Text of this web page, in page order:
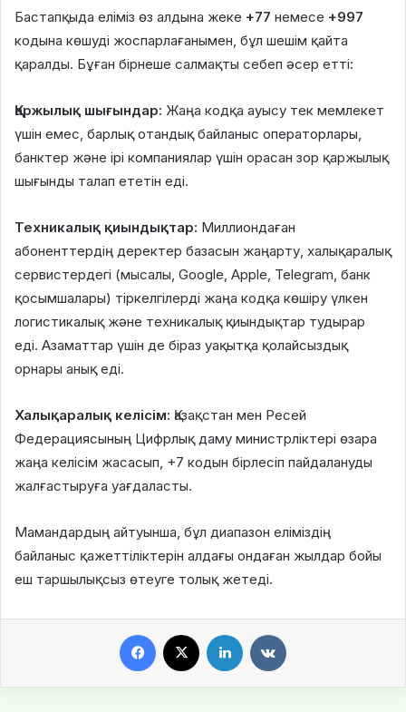
Бастапқыда еліміз өз алдына жеке +77 немесе +997
кодына көшуді жоспарлағанымен, бұл шешім қайта
қаралды. Бұған бірнеше салмақты себеп әсер етті:
Қаржылық шығындар: Жаңа кодқа ауысу тек мемлекет
үшін емес, барлық отандық байланыс операторлары,
банктер және ірі компаниялар үшін орасан зор қаржылық
шығынды талап ететін еді.
Техникалық қиындықтар: Миллиондаған
абоненттердің деректер базасын жаңарту, халықаралық
сервистердегі (мысалы, Google, Apple, Telegram, банк
қосымшалары) тіркелгілерді жаңа кодқа көшіру үлкен
логистикалық және техникалық қиындықтар тудырар
еді. Азаматтар үшін де біраз уақытқа қолайсыздық
орнары анық еді.
Халықаралық келісім: Қазақстан мен Ресей
Федерациясының Цифрлық даму министрліктері өзара
жаңа келісім жасасып, +7 кодын бірлесіп пайдалануды
жалғастыруға уағдаласты.
Мамандардың айтуынша, бұл диапазон еліміздің
байланыс қажеттіліктерін алдағы ондаған жылдар бойы
еш таршылықсыз өтеуге толық жетеді.